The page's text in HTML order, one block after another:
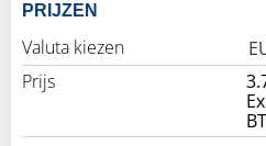
PRIJZEN
Valuta kiezen
Prijs